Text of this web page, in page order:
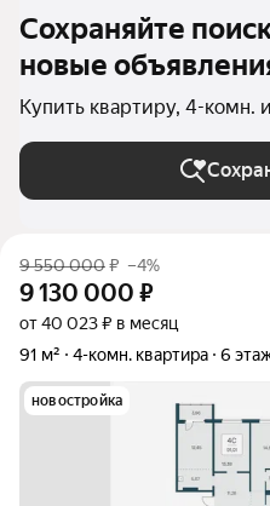
Сохраняйте
новые
Купить квартиру, 4-комн.
9 550 000₽ –4%
9 130 000 ₽
от 40 023 ₽ в месяц
91 м²
4-комн. квартира 6
новостройка